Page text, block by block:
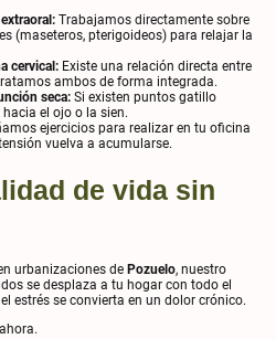
Trabajamos directamente sobre
(maseteros, pterigoideos) para relajar la
cervical: Existe una relación directa entre
ambos de forma integrada.
seca: Si existen puntos gatillo
el ojo o la sien.
ejercicios para realizar en tu oficina
vuelva a acumularse.
de vida sin
urbanizaciones de Pozuelo, nuestro
se desplaza a tu hogar con todo el
estrés se convierta en un dolor crónico.